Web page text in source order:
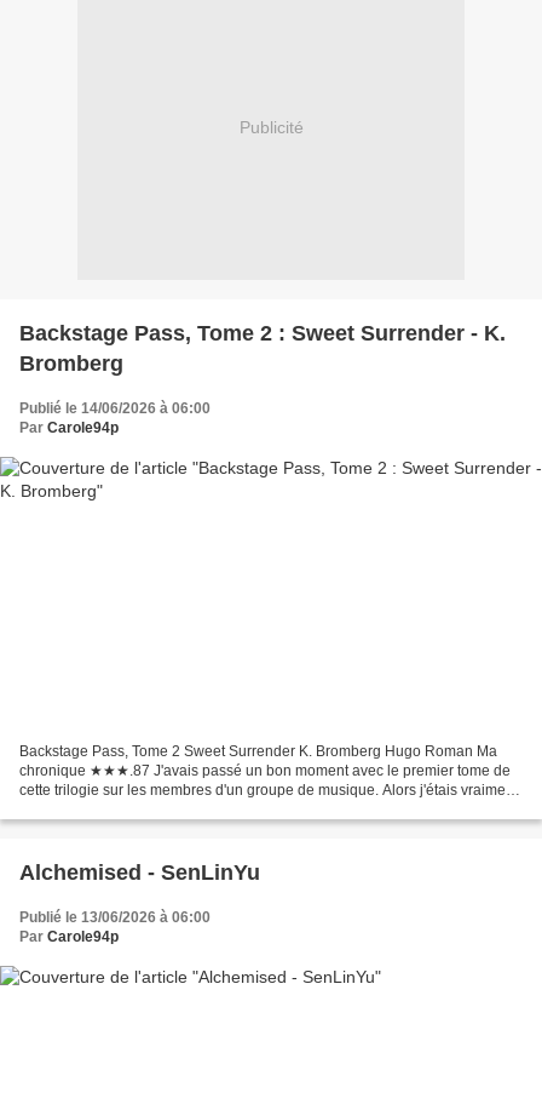
Publicité
Backstage Pass, Tome 2 : Sweet Surrender - K.
Bromberg
Publié le 14/06/2026 à 06:00
Par Carole94p
Backstage Pass, Tome 2 Sweet Surrender K. Bromberg Hugo Roman Ma
chronique ★★★.87 J'avais passé un bon moment avec le premier tome de
cette trilogie sur les membres d'un groupe de musique. Alors j'étais vraiment
Alchemised - SenLinYu
Publié le 13/06/2026 à 06:00
Par Carole94p